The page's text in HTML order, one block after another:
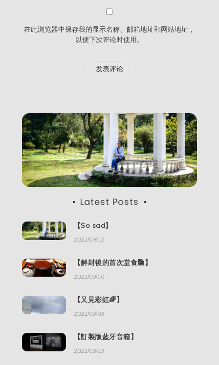
在此浏览器中保存我的显示名称、邮箱地址和网站地址，
以便下次评论时使用。
Latest Posts
【So sad】
2022/09/12
【解封後的首次堂食🎑】
2022/09/10
【又見彩虹🌈】
2022/09/03
【訂製版藍牙音箱】
2022/08/23